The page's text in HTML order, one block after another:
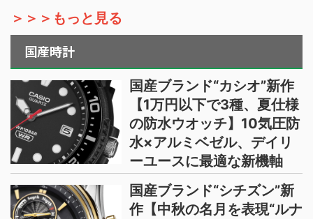
＞＞＞もっと見る
国産時計
国産ブランド“カシオ”新作
【1万円以下で3種、夏仕様
の防水ウオッチ】10気圧防
水×アルミベゼル、デイリ
ーユースに最適な新機軸
国産ブランド“シチズン”新
作【中秋の名月を表現“ルナ